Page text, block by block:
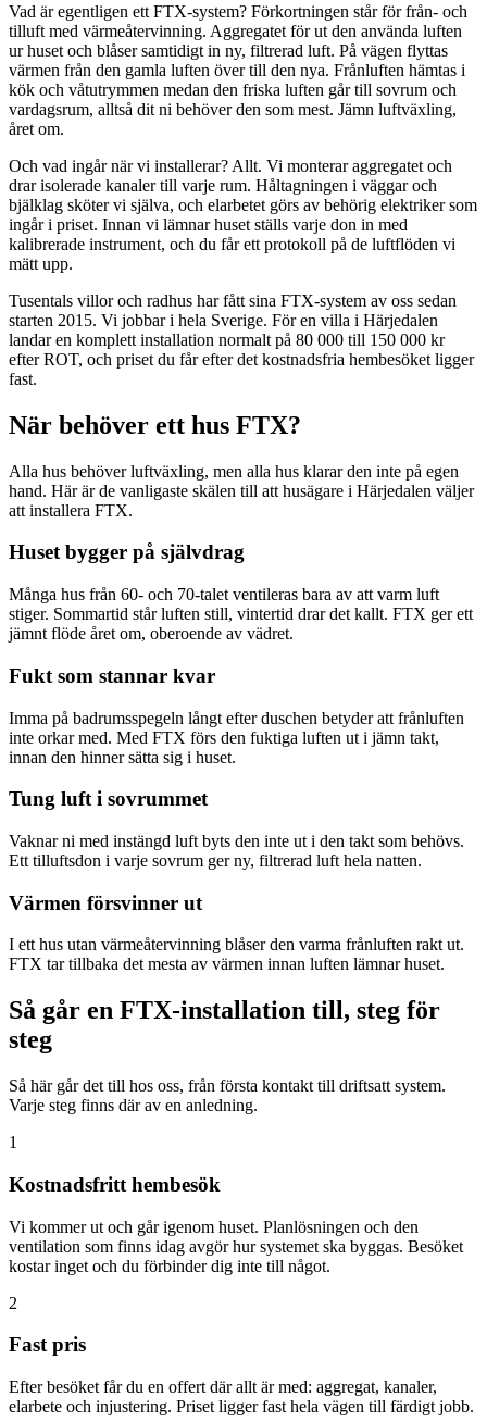
Vad är egentligen ett FTX-system? Förkortningen står för från- och
tilluft med värmeåtervinning. Aggregatet för ut den använda luften
ur huset och blåser samtidigt in ny, filtrerad luft. På vägen flyttas
värmen från den gamla luften över till den nya. Frånluften hämtas i
kök och våtutrymmen medan den friska luften går till sovrum och
vardagsrum, alltså dit ni behöver den som mest. Jämn luftväxling,
året om.
Och vad ingår när vi installerar? Allt. Vi monterar aggregatet och
drar isolerade kanaler till varje rum. Håltagningen i väggar och
bjälklag sköter vi själva, och elarbetet görs av behörig elektriker som
ingår i priset. Innan vi lämnar huset ställs varje don in med
kalibrerade instrument, och du får ett protokoll på de luftflöden vi
mätt upp.
Tusentals villor och radhus har fått sina FTX-system av oss sedan
starten 2015. Vi jobbar i hela Sverige. För en villa i Härjedalen
landar en komplett installation normalt på 80 000 till 150 000 kr
efter ROT, och priset du får efter det kostnadsfria hembesöket ligger
fast.
När behöver ett hus FTX?
Alla hus behöver luftväxling, men alla hus klarar den inte på egen
hand. Här är de vanligaste skälen till att husägare i Härjedalen väljer
att installera FTX.
Huset bygger på självdrag
Många hus från 60- och 70-talet ventileras bara av att varm luft
stiger. Sommartid står luften still, vintertid drar det kallt. FTX ger ett
jämnt flöde året om, oberoende av vädret.
Fukt som stannar kvar
Imma på badrumsspegeln långt efter duschen betyder att frånluften
inte orkar med. Med FTX förs den fuktiga luften ut i jämn takt,
innan den hinner sätta sig i huset.
Tung luft i sovrummet
Vaknar ni med instängd luft byts den inte ut i den takt som behövs.
Ett tilluftsdon i varje sovrum ger ny, filtrerad luft hela natten.
Värmen försvinner ut
I ett hus utan värmeåtervinning blåser den varma frånluften rakt ut.
FTX tar tillbaka det mesta av värmen innan luften lämnar huset.
Så går en FTX-installation till, steg för
steg
Så här går det till hos oss, från första kontakt till driftsatt system.
Varje steg finns där av en anledning.
1
Kostnadsfritt hembesök
Vi kommer ut och går igenom huset. Planlösningen och den
ventilation som finns idag avgör hur systemet ska byggas. Besöket
kostar inget och du förbinder dig inte till något.
2
Fast pris
Efter besöket får du en offert där allt är med: aggregat, kanaler,
elarbete och injustering. Priset ligger fast hela vägen till färdigt jobb.